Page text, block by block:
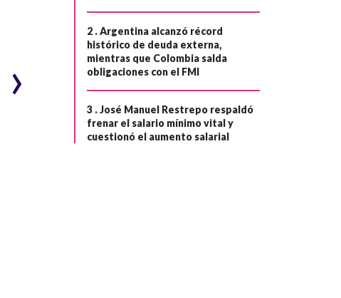
GOBIERNO Hace 1 mes
Presidente Petro
inicia agenda
diplomática en el
Vaticano
›
2 .Argentina alcanzó récord
histórico de deuda externa,
mientras que Colombia salda
obligaciones con el FMI
3 .José Manuel Restrepo respaldó
frenar el salario mínimo vital y
cuestionó el aumento salarial